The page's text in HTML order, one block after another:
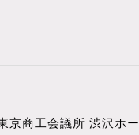
京商工会議所 渋沢ホー